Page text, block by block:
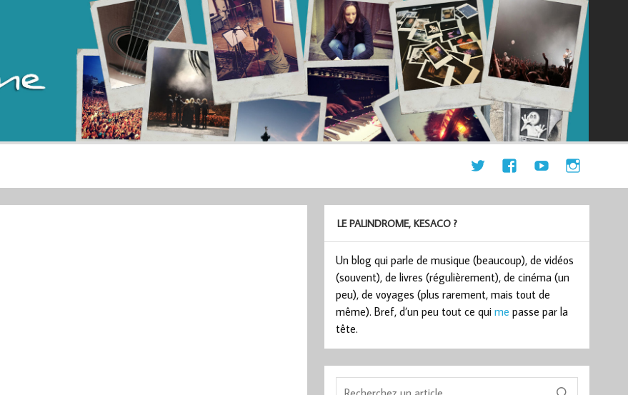
LE PALINDROME, KESACO ?
Un blog qui parle de musique (beaucoup), de vidéos
(souvent), de livres (régulièrement), de cinéma (un
peu), de voyages (plus rarement, mais tout de
même). Bref, d’un peu tout ce quime passe par la
tête.